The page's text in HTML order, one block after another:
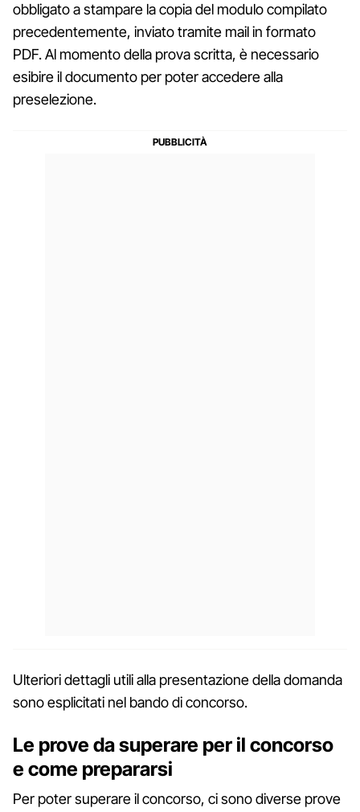
obbligato a stampare la copia del modulo compilato
precedentemente, inviato tramite mail in formato
PDF. Al momento della prova scritta, è necessario
esibire il documento per poter accedere alla
preselezione.
Ulteriori dettagli utili alla presentazione della domanda
sono esplicitati nel bando di concorso.
Le prove da superare per il concorso
e come prepararsi
Per poter superare il concorso, ci sono diverse prove